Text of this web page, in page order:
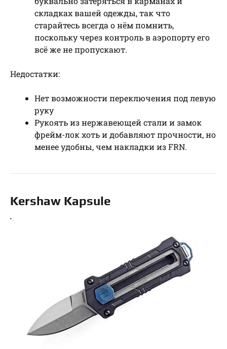
складках вашей одежды, так что
старайтесь всегда о нём помнить,
поскольку через контроль в аэропорту его
всё же не пропускают.
Недостатки:
Нет возможности переключения под левую
руку
Рукоять из нержавеющей стали и замок
фрейм-лок хоть и добавляют прочности, но
менее удобны, чем накладки из FRN.
Kershaw Kapsule